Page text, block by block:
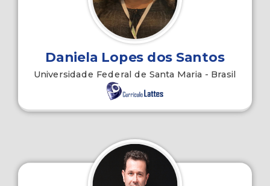
Daniela Lopes dos Santos
Universidade Federal de Santa Maria - Brasil